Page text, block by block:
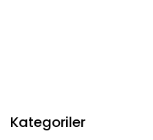
Kategoriler